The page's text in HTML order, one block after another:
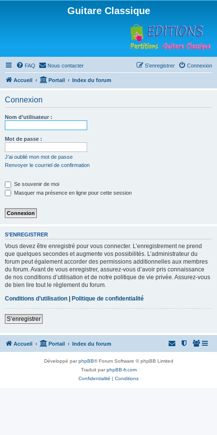
Guitare Classique
FAQ Nous contacter Connexion
S’enregistrer
Accueil Portail Index du forum
Connexion
Nom d’utilisateur :
Mot de passe :
J’ai oublié mon mot de passe
Renvoyer le courriel de confirmation
Se souvenir de moi
Masquer ma présence en ligne pour cette session
S’ENREGISTRER
Vous devez être enregistré pour vous connecter. L’enregistrement ne prend
que quelques secondes et augmente vos possibilités. L’administrateur du
forum peut également accorder des permissions additionnelles aux membres
du forum. Avant de vous enregistrer, assurez-vous d’avoir pris connaissance
de nos conditions d’utilisation et de notre politique de vie privée. Assurez-vous
de bien lire tout le règlement du forum.
Conditions d’utilisation | Politique de confidentialité
S’enregistrer
Accueil Portail Index du forum
Développé parphpBB® Forum Software © phpBB Limited
Traduit parphpBB-fr.com
Confidentialité | Conditions